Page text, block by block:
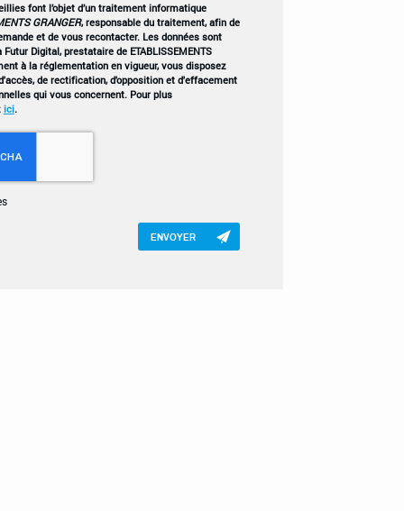
font l’objet d’un traitement informatique
GRANGER, responsable du traitement, afin de
et de vous recontacter. Les données sont
Digital, prestataire de ETABLISSEMENTS
à la réglementation en vigueur, vous disposez
de rectification, d'opposition et d'effacement
qui vous concernent. Pour plus
ici.